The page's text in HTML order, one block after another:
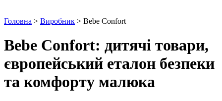
Головна > Виробник > Bebe Confort
Bebe Confort: дитячі товари,
європейський еталон безпеки
та комфорту малюка